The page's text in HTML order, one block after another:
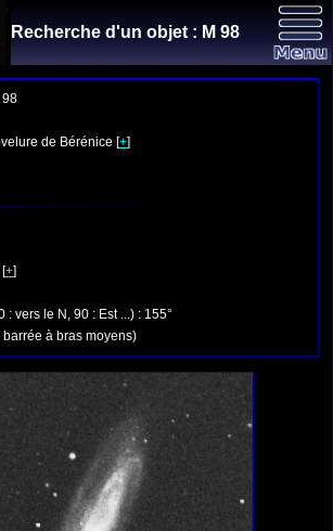
Recherche d'un objet : M 98
98
de Bérénice [+]
+]
vers le N, 90 : Est ...) : 155°
à bras moyens)